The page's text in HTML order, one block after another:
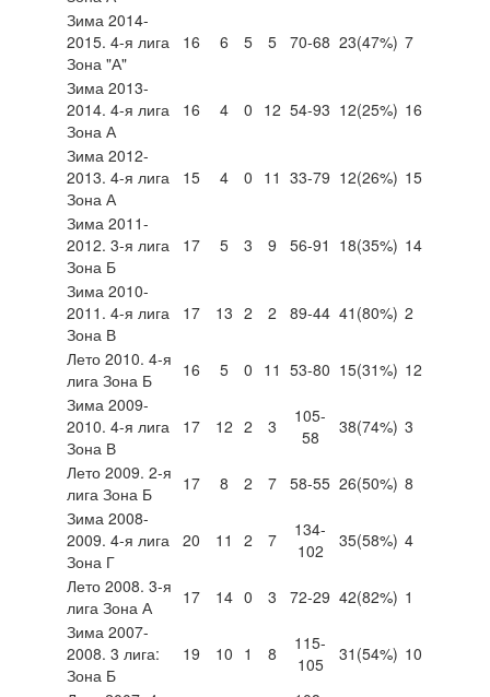
Зима 2014-
2015. 4-я лига
Зона "А"
16 6 5 5 70-68 23(47%) 7
Зима 2013-
2014. 4-я лига
Зона А
16 4 0 12 54-93 12(25%) 16
Зима 2012-
2013. 4-я лига
Зона А
15 4 0 11 33-79 12(26%) 15
Зима 2011-
2012. 3-я лига
Зона Б
17 5 3 9 56-91 18(35%) 14
Зима 2010-
2011. 4-я лига
Зона В
17 13 2 2 89-44 41 (80%) 2
Лето 2010. 4-я
лига Зона Б
16 5 0 11 53-80 15(31%) 12
Зима 2009-
2010. 4-я лига
Зона В
17 12 2 3
105-
58
38(74%) 3
Лето 2009. 2-я
лига Зона Б
17 8 2 7 58-55 26(50%) 8
Зима 2008-
2009. 4-я лига
Зона Г
20 11 2 7
134-
102
35(58%) 4
Лето 2008. 3-я
лига Зона А
17 14 0 3 72-29 42(82%) 1
Зима 2007-
2008. 3 лига:
Зона Б
19 10 1 8
115-
105
31 (54%) 10